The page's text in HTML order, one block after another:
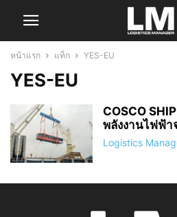
หน้าแรก แท็ก YES-EU
YES-EU
COSCO
พลังงานไฟฟ้า
Logistics